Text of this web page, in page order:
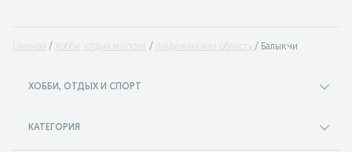
Главная Хобби, отдых и спорт Андижанская область Балыкчи
ХОББИ, ОТДЫХ И СПОРТ
КАТЕГОРИЯ